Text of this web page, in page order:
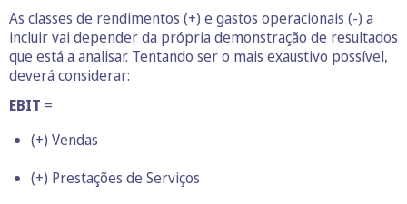
As classes de rendimentos (+) e gastos operacionais (-) a
incluir vai depender da própria demonstração de resultados
que está a analisar. Tentando ser o mais exaustivo possível,
deverá considerar:
EBIT =
(+) Vendas
(+) Prestações de Serviços